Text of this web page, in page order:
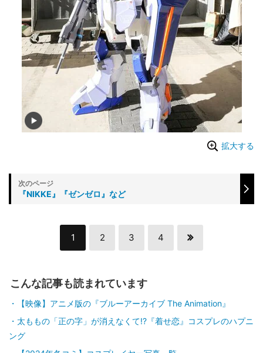
拡大する
『NIKKE』『ゼンゼロ』など
1 2 3 4
こんな記事も読まれています
【映像】アニメ版の『ブルーアーカイブ The Animation』
太ももの「正の字」が消えなくて!?『着せ恋』コスプレのハプニ
ング